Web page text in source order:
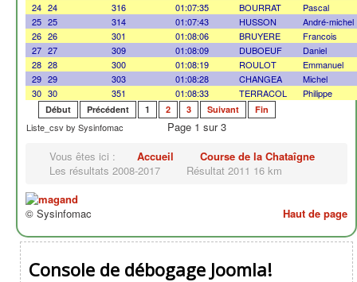
24 24 316 01:07:35 BOURRAT
Pascal
25 25 314 01:07:43 HUSSON
André-michel
26 26 301 01:08:06 BRUYERE
Francois
27 27 309 01:08:09 DUBOEUF
Daniel
28 28 300 01:08:19 ROULOT
Emmanuel
29 29 303 01:08:28 CHANGEA
Michel
30 30 351 01:08:33 TERRACOL Philippe
Début Précédent 1 2 3 Suivant Fin
Liste_csv by Sysinfomac
Page 1 sur 3
Vous êtes ici :
Accueil
Course de la Chataîgne
Les résultats 2008-2017
Résultat 2011 16 km
Haut de page
© Sysinfomac
Console de débogage Joomla!